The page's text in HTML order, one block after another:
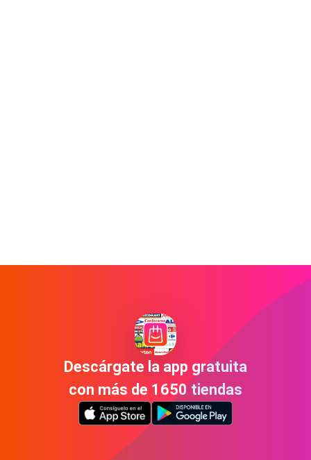
Descárgate la app gratuita
con más de 1650 tiendas